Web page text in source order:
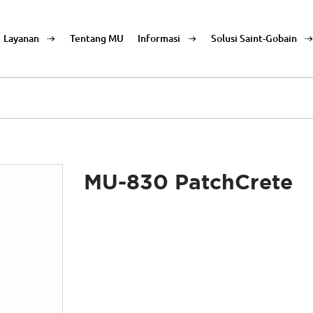
Layanan Tentang MU Informasi Solusi Saint-Gobain
MU-830 PatchCrete